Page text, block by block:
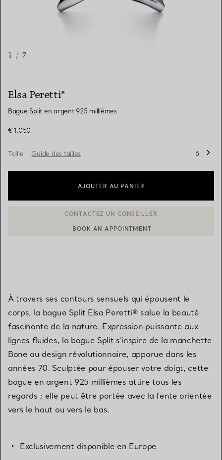
1 / 7
Elsa Peretti®
Bague Split en argent 925 millièmes
€ 1.050
Taille Guide des tailles 6
AJOUTER AU PANIER
CONTACTER UN CONSEILLER CLIENT OU PRENDRE RENDEZ-
À travers ses contours sensuels qui épousent le
corps, la bague Split Elsa Peretti® salue la beauté
fascinante de la nature. Expression puissante aux
lignes fluides, la bague Split s’inspire de la manchette
Bone au design révolutionnaire, apparue dans les
années 70. Sculptée pour épouser votre doigt, cette
bague en argent 925 millièmes attire tous les
regards ; elle peut être portée avec la fente orientée
vers le haut ou vers le bas.
Exclusivement disponible en Europe